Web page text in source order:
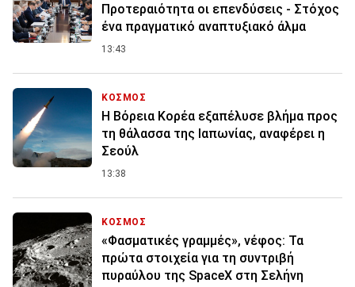
Προτεραιότητα οι επενδύσεις - Στόχος
ένα πραγματικό αναπτυξιακό άλμα
13:43
ΚΟΣΜΟΣ
Η Βόρεια Κορέα εξαπέλυσε βλήμα προς
τη θάλασσα της Ιαπωνίας, αναφέρει η
Σεούλ
13:38
ΚΟΣΜΟΣ
«Φασματικές γραμμές», νέφος: Τα
πρώτα στοιχεία για τη συντριβή
πυραύλου της SpaceX στη Σελήνη